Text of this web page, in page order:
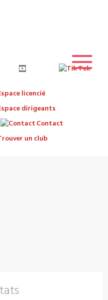
licencié
dirigeants
Contact
un club